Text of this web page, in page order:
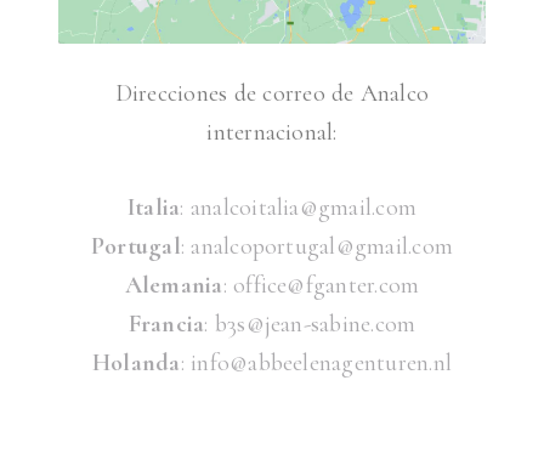
Direcciones de correo de Analco
internacional:
Italia: analcoitalia@gmail.com
Portugal: analcoportugal@gmail.com
Alemania: office@fganter.com
Francia: b3s@jean-sabine.com
Holanda: info@abbeelenagenturen.nl